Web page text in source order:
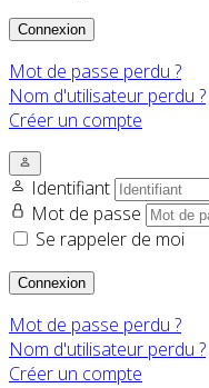
Connexion
Mot de passe perdu ?
Nom d'utilisateur perdu ?
Créer un compte
Identifiant
Mot de passe
Se rappeler de moi
Connexion
Mot de passe perdu ?
Nom d'utilisateur perdu ?
Créer un compte